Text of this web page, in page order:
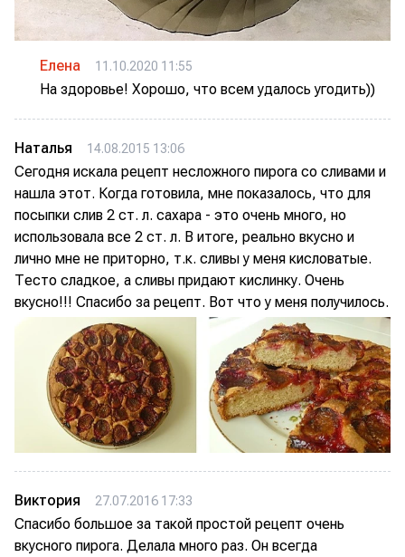
Елена 11.10.2020 11:55
На здоровье! Хорошо, что всем удалось угодить))
Наталья 14.08.2015 13:06
Сегодня искала рецепт несложного пирога со сливами и
нашла этот. Когда готовила, мне показалось, что для
посыпки слив 2 ст. л. сахара - это очень много, но
использовала все 2 ст. л. В итоге, реально вкусно и
лично мне не приторно, т.к. сливы у меня кисловатые.
Тесто сладкое, а сливы придают кислинку. Очень
вкусно!!! Спасибо за рецепт. Вот что у меня получилось.
Виктория 27.07.2016 17:33
Спасибо большое за такой простой рецепт очень
вкусного пирога. Делала много раз. Он всегда